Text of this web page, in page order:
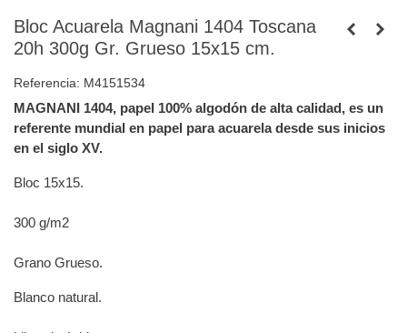
Bloc Acuarela Magnani 1404 Toscana
20h 300g Gr. Grueso 15x15 cm.
Referencia: M4151534
MAGNANI 1404, papel 100% algodón de alta calidad, es un
referente mundial en papel para acuarela desde sus inicios
en el siglo XV.
Bloc 15x15.
300 g/m2
Grano Grueso.
Blanco natural.